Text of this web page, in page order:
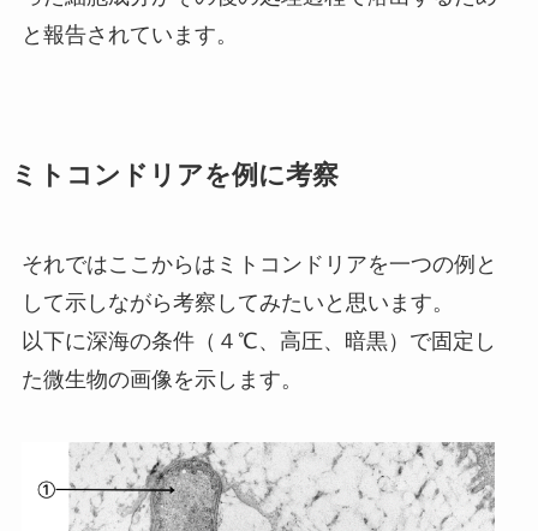
と報告されています。
ミトコンドリアを例に考察
それではここからはミトコンドリアを一つの例と
して示しながら考察してみたいと思います。
以下に深海の条件（４℃、高圧、暗黒）で固定し
た微生物の画像を示します。